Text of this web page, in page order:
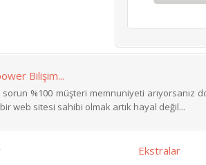
Bilişim...
sorun %100 müşteri memnuniyeti
web sitesi sahibi olmak artık hayal değil...
Ekstralar